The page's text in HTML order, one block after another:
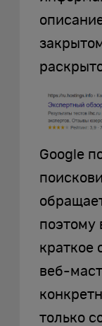
Google
поэтому
краткое
веб-
только